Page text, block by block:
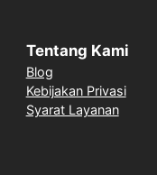
Tentang Kami
Blog
Kebijakan Privasi
Syarat Layanan